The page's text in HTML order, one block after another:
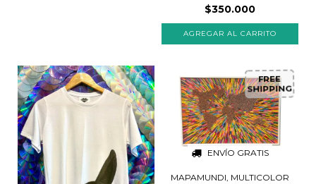
$350.000
ENVÍO GRATIS
FREE
SHIPPING
MAPAMUNDI, MULTICOLOR